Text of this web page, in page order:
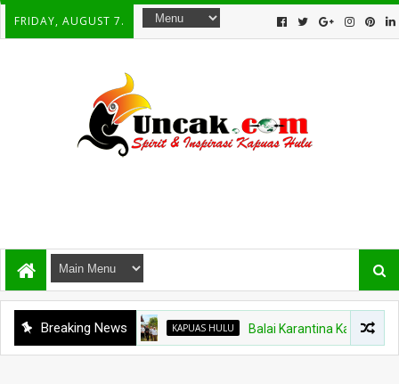
FRIDAY, AUGUST 7.
Breaking News KAPUAS HULU Balai Karantina Kalbar Tinjau